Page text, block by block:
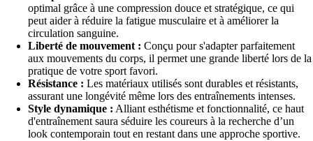
optimal grâce à une compression douce et stratégique, ce qui
peut aider à réduire la fatigue musculaire et à améliorer la
circulation sanguine.
Liberté de mouvement : Conçu pour s'adapter parfaitement
aux mouvements du corps, il permet une grande liberté lors de la
pratique de votre sport favori.
Résistance : Les matériaux utilisés sont durables et résistants,
assurant une longévité même lors des entraînements intenses.
Style dynamique : Alliant esthétisme et fonctionnalité, ce haut
d'entraînement saura séduire les coureurs à la recherche d’un
look contemporain tout en restant dans une approche sportive.